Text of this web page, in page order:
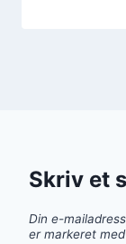
Skriv et
Din e-
er markeret med